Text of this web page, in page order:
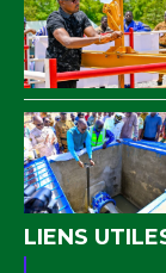
LIENS